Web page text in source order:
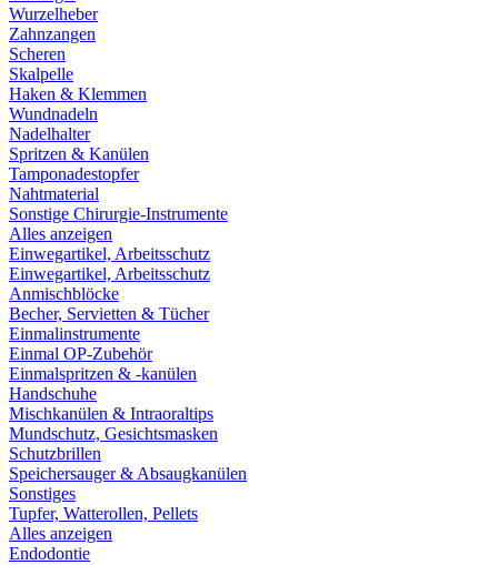
Wurzelheber
Zahnzangen
Scheren
Skalpelle
Haken & Klemmen
Wundnadeln
Nadelhalter
Spritzen & Kanülen
Tamponadestopfer
Nahtmaterial
Sonstige Chirurgie-Instrumente
Alles anzeigen
Einwegartikel, Arbeitsschutz
Einwegartikel, Arbeitsschutz
Anmischblöcke
Becher, Servietten & Tücher
Einmalinstrumente
Einmal OP-Zubehör
Einmalspritzen & -kanülen
Handschuhe
Mischkanülen & Intraoraltips
Mundschutz, Gesichtsmasken
Schutzbrillen
Speichersauger & Absaugkanülen
Sonstiges
Tupfer, Watterollen, Pellets
Alles anzeigen
Endodontie